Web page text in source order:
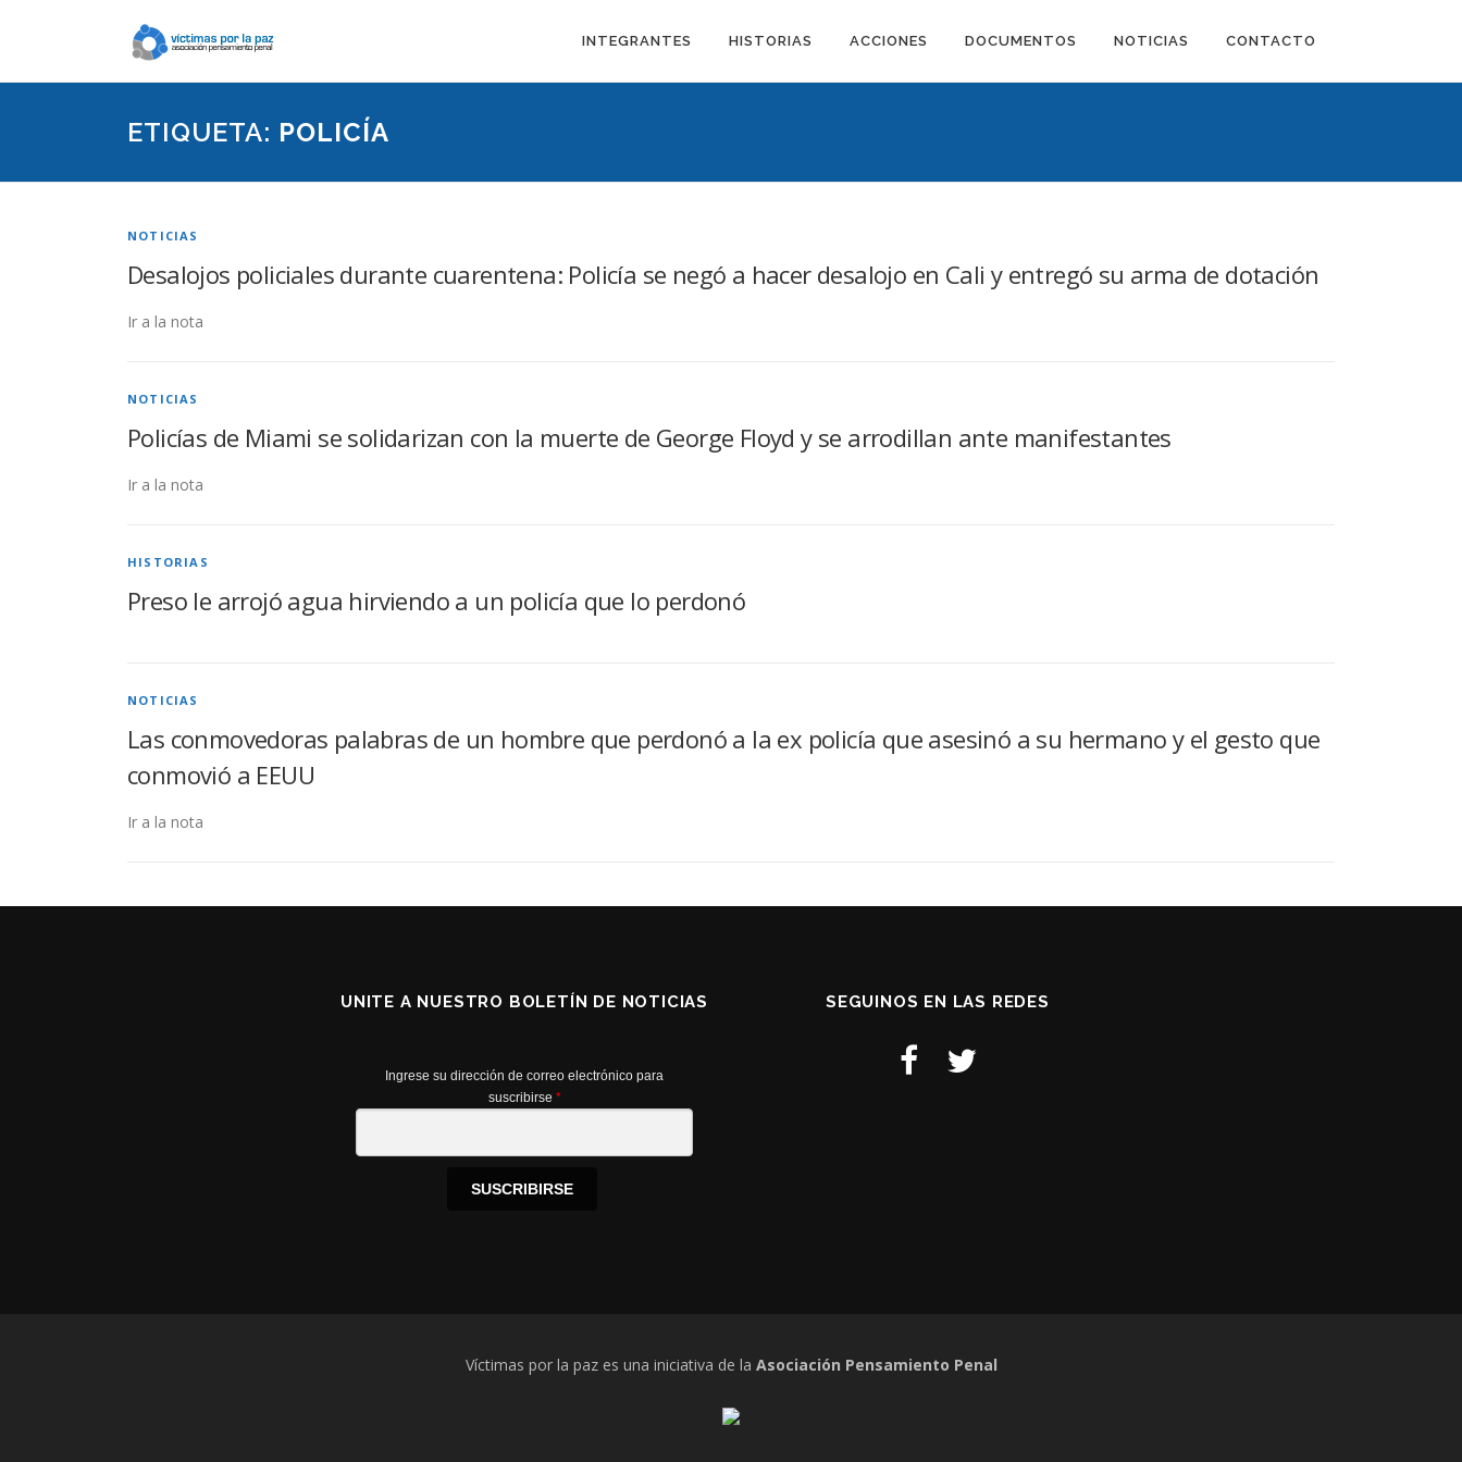
INTEGRANTES HISTORIAS ACCIONES DOCUMENTOS NOTICIAS CONTACTO
ETIQUETA: POLICÍA
NOTICIAS
Desalojos policiales durante cuarentena: Policía se negó a hacer desalojo en Cali y entregó su arma de dotación
Ir a la nota
NOTICIAS
Policías de Miami se solidarizan con la muerte de George Floyd y se arrodillan ante manifestantes
Ir a la nota
HISTORIAS
Preso le arrojó agua hirviendo a un policía que lo perdonó
NOTICIAS
Las conmovedoras palabras de un hombre que perdonó a la ex policía que asesinó a su hermano y el gesto que
conmovió a EEUU
Ir a la nota
UNITE A NUESTRO BOLETÍN DE NOTICIAS
Ingrese su dirección de correo electrónico para
suscribirse *
SUSCRIBIRSE
SEGUINOS EN LAS REDES
Víctimas por la paz es una iniciativa de la Asociación Pensamiento Penal